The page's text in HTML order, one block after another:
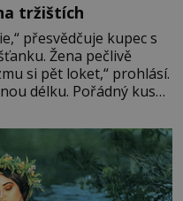
tržištích
přesvědčuje kupec s
Žena pečlivě
si pět loket,“ prohlásí.
délku. Pořádný kus
zhodnotí švadlena
vás, podívejte.“